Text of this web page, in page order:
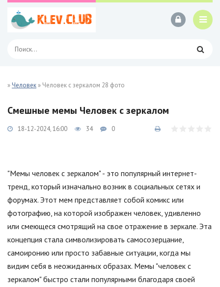
»Человек » Человек с зеркалом 28 фото
Смешные мемы Человек с зеркалом
18-12-2024, 16:00 34 0
"Мемы человек с зеркалом" - это популярный интернет-
тренд, который изначально возник в социальных сетях и
форумах. Этот мем представляет собой комикс или
фотографию, на которой изображен человек, удивленно
или смеющеся смотрящий на свое отражение в зеркале. Эта
концепция стала символизировать самосозерцание,
самоиронию или просто забавные ситуации, когда мы
видим себя в неожиданных образах. Мемы "человек с
зеркалом" быстро стали популярными благодаря своей